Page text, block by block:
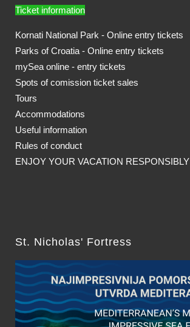
Ticket information
Kornati National Park - Online entry tickets
Parks of Croatia - Online entry tickets
mySea online - entry tickets
Spots of comission ticket sales
Tours
Accommodations
Useful information
Rules of conduct
ENJOY YOUR VACATION RESPONSIBLY
St. Nicholas' Fortress